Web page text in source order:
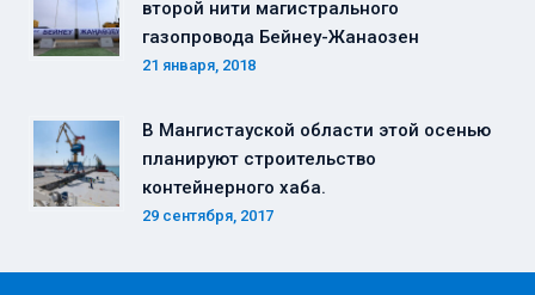
второй нити магистрального
газопровода Бейнеу-Жанаозен
21 января, 2018
В Мангистауской области этой осенью
планируют строительство
контейнерного хаба.
29 сентября, 2017